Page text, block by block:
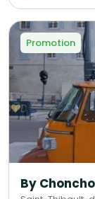
Notre cuisine
gourmet. N'hésitez pas à
demandes de
tel que :
Promotion
By